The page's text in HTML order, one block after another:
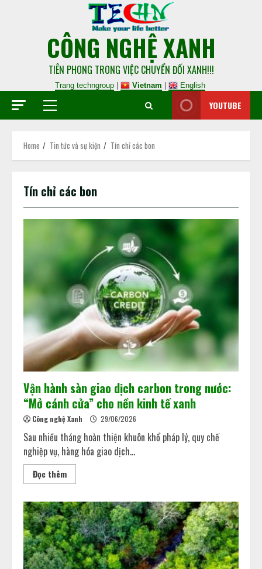
CÔNG NGHỆ XANH
TIÊN PHONG TRONG VIỆC CHUYỂN ĐỐI XANH!!!
Trang techngroup| Vietnam English
YOUTUBE
Home Tin tức và sự kiện Tín chỉ các bon
Tín chỉ các bon
Vận hành sàn giao dịch carbon trong nước:
“Mở cánh cửa” cho nền kinh tế xanh
Công nghệ Xanh 29/06/2026
Sau nhiều tháng hoàn thiện khuôn khổ pháp lý, quy chế
nghiệp vụ, hàng hóa giao dịch...
Đọc thêm